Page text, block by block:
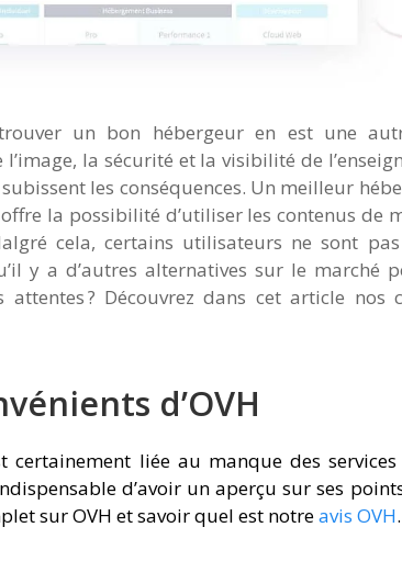
un bon hébergeur en est une
la sécurité et la visibilité de
les conséquences. Un meilleur
la possibilité d’utiliser les contenus de
cela, certains utilisateurs ne sont
y a d’autres alternatives sur le marché
attentes ? Découvrez dans cet article nos
d’OVH
certainement liée au manque des
d’avoir un aperçu sur ses
sur OVH et savoir quel est notreavis OVH.